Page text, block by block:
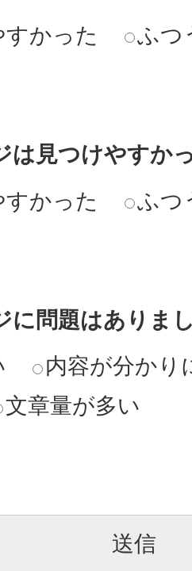
かった
ふつ
は見つけやすか
すかった
ふつ
に問題はありま
内容が分かり
文章量が多い